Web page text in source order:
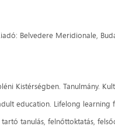
Belvedere Meridionale,
Kistérségben. Tanulmány.
education. Lifelong learning
tanulás, felnőttoktatás,